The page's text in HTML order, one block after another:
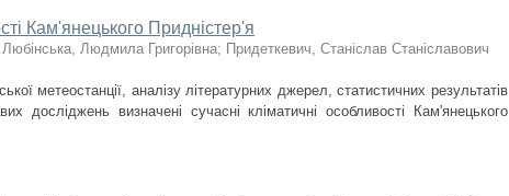
Кам'янецького Придністер'я
Любінська, Людмила Григорівна; Придеткевич, Станіслав Станіславович
метеостанції, аналізу літературних джерел, статистичних результатів
досліджень визначені сучасні кліматичні особливості Кам'янецького